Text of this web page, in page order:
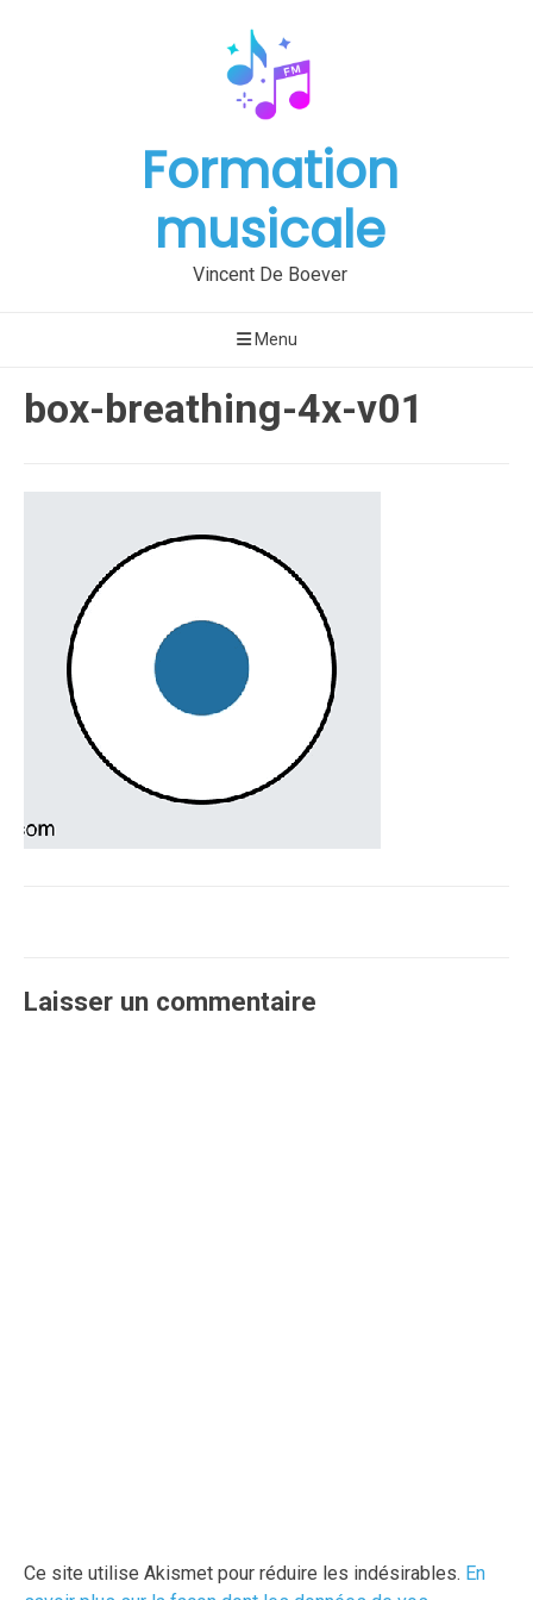
Formation
musicale
Vincent De Boever
Menu
box-breathing-4x-v01
Laisser un commentaire
Ce site utilise Akismet pour réduire les indésirables. En